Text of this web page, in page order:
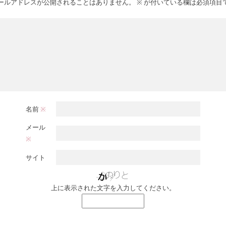
ルアドレスが公開されることはありません。 ※ が付いている欄は必須項目
名前 ※
メール
※
サイト
上に表示された文字を入力してください。